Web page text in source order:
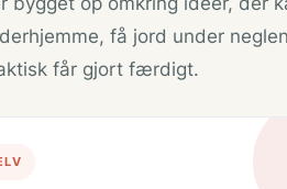
få jord under
får gjort færdigt.